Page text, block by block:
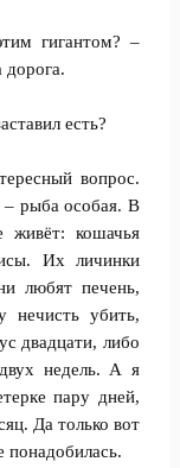
гигантом? –
есть?
вопрос.
рыба особая. В
живёт: кошачья
Их личинки
любят печень,
убить,
двадцати, либо
недель. А я
пару дней,
Да только вот
понадобилась.